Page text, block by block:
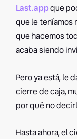
Last.appque
que le teníamos
que hacemos
acaba siendo
Pero ya está, le
cierre de caja,
por qué no
Hasta ahora, el